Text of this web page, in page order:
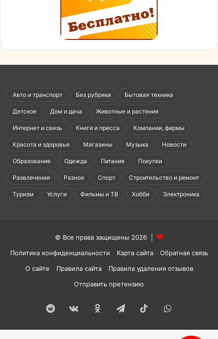
Авто и транспорт Без рубрики Бытовая техника
Детское Дом и дача Животные и растения
Интернет и связь Книги и пресса Компании, фирмы
Красота и здоровье Магазины Музыка Новости
Образование Одежда Питание Покупки
Развлечения Разное Спорт Строительство и ремонт
Туризм Услуги Фильмы и ТВ Хобби Электроника
© Все права защищены 2026 |
Политика конфиденциальности
Карта сайта
Обратная связь
О сайте
Правила сайта
Правила удаления отзывов
Отправить претензию
Reddit vk.comОдноклассники
TelegramTikTokWhatsApp